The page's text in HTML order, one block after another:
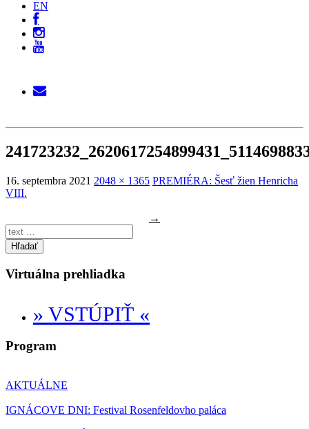
EN
16. septembra 2021 2048 × 1365 PREMIÉRA: Šesť žien Henricha
VIII.
→
Hľadať
Virtuálna prehliadka
» VSTÚPIŤ «
Program
AKTUÁLNE
IGNÁCOVE DNI: Festival Rosenfeldovho paláca